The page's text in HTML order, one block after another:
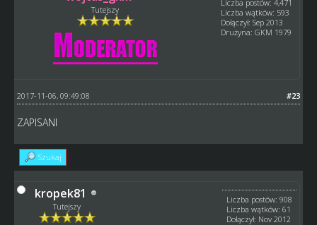
Tutejszy
Liczba postów: 4,471
Liczba wątków: 593
Dołączył: Sep 2013
Drużyna: GKM 1979
#23
2017-11-06, 09:49:08
ZAPISANI
Szukaj
kropek81
Tutejszy
Liczba postów: 908
Liczba wątków: 61
Dołączył: Nov 2012